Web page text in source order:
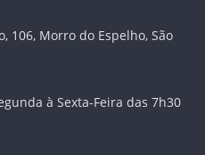
106, Morro do Espelho, São
à Sexta-Feira das 7h30